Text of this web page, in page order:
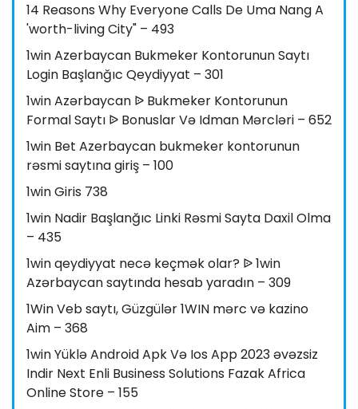
14 Reasons Why Everyone Calls De Uma Nang A
'worth-living City" – 493
1win Azerbaycan Bukmeker Kontorunun Saytı
Login Başlanğıc Qeydiyyat – 301
1win Azərbaycan ᐉ Bukmeker Kontorunun
Formal Saytı ᐉ Bonuslar Və Idman Mərcləri – 652
1win Bet Azerbaycan bukmeker kontorunun
rəsmi saytına giriş – 100
1win Giris 738
1win Nadir Başlanğıc Linki Rəsmi Sayta Daxil Olma
– 435
1win qeydiyyat necə keçmək olar? ᐉ 1win
Azərbaycan saytında hesab yaradın – 309
1Win Veb saytı, Güzgülər 1WIN mərc və kazino
Aim – 368
1win Yüklə Android Apk Və Ios App 2023 əvəzsiz
Indir Next Enli Business Solutions Fazak Africa
Online Store – 155